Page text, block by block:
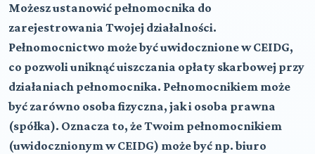
Możesz ustanowić pełnomocnika do
zarejestrowania Twojej działalności.
Pełnomocnictwo może być uwidocznione w CEIDG,
co pozwoli uniknąć uiszczania opłaty skarbowej przy
działaniach pełnomocnika. Pełnomocnikiem może
być zarówno osoba fizyczna, jak i osoba prawna
(spółka). Oznacza to, że Twoim pełnomocnikiem
(uwidocznionym w CEIDG) może być np. biuro